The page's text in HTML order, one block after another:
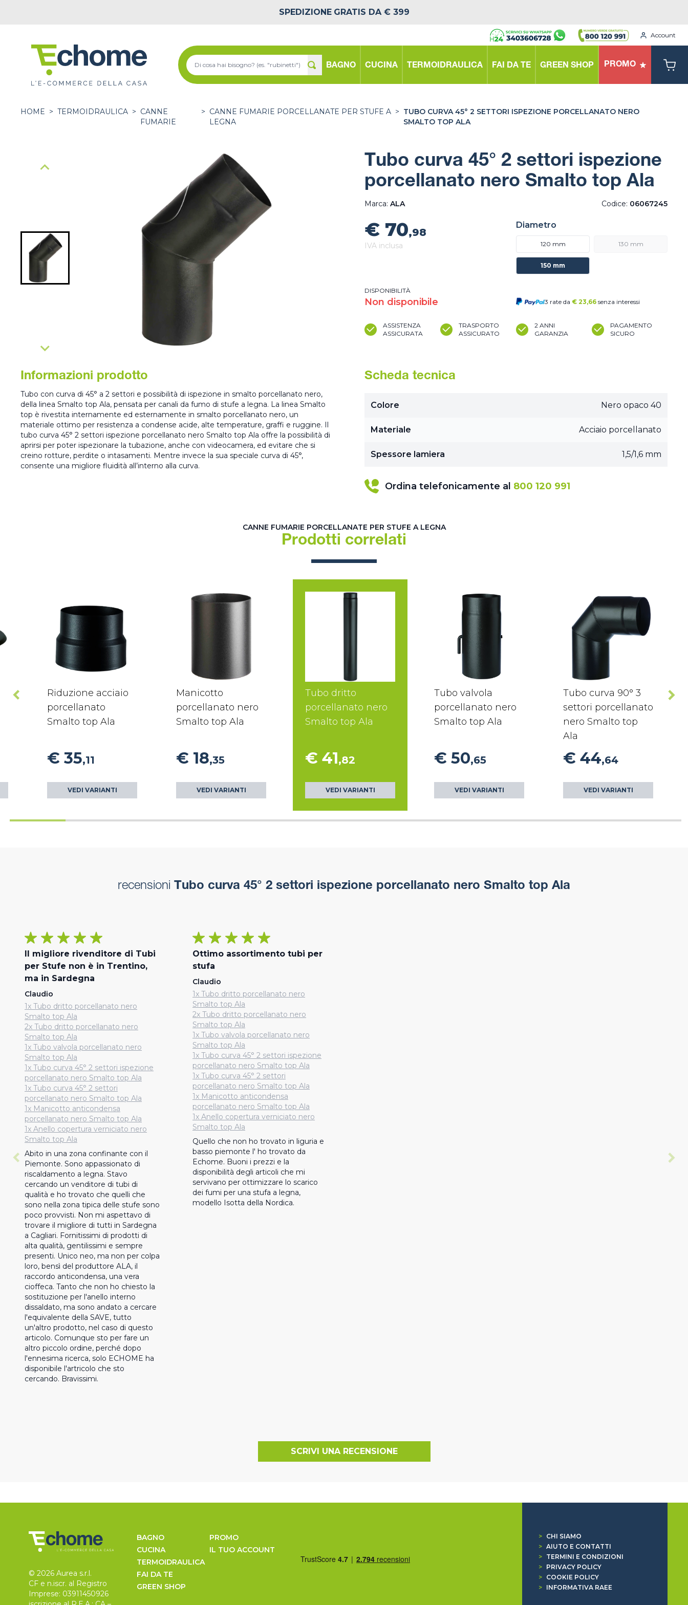
SPEDIZIONE GRATIS DA € 399
Account
BAGNO CUCINA TERMOIDRAULICA FAI DA TE GREEN SHOP PROMO
HOME > TERMOIDRAULICA > CANNE
FUMARIE
> CANNE FUMARIE PORCELLANATE PER STUFE A
LEGNA
> TUBO CURVA 45° 2 SETTORI ISPEZIONE PORCELLANATO NERO
SMALTO TOP ALA
Tubo curva 45° 2 settori ispezione
porcellanato nero Smalto top Ala
Marca: ALA Codice: 06067245
€ 70,98
IVA inclusa
DISPONIBILITÀ
Non disponibile
Diametro
120 mm 130 mm
150 mm
3 rate da € 23,66 senza interessi
ASSISTENZA
ASSICURATA
TRASPORTO
ASSICURATO
2 ANNI
GARANZIA
PAGAMENTO
SICURO
Informazioni prodotto
Tubo con curva di 45° a 2 settori e possibilità di ispezione in smalto porcellanato nero,
della linea Smalto top Ala, pensata per canali da fumo di stufe a legna. La linea Smalto
top è rivestita internamente ed esternamente in smalto porcellanato nero, un
materiale ottimo per resistenza a condense acide, alte temperature, graffi e ruggine. Il
tubo curva 45° 2 settori ispezione porcellanato nero Smalto top Ala offre la possibilità di
aprirsi per poter ispezionare la tubazione, anche con videocamera, ed evitare che si
creino rotture, perdite o intasamenti. Mentre invece la sua speciale curva di 45°,
consente una migliore fluidità all’interno alla curva.
Scheda tecnica
Colore Nero opaco 40
Materiale Acciaio porcellanato
Spessore lamiera 1,5/1,6 mm
Ordina telefonicamente al 800 120 991
CANNE FUMARIE PORCELLANATE PER STUFE A LEGNA
Prodotti correlati
Riduzione acciaio
porcellanato
Smalto top Ala
€ 35,11
VEDI VARIANTI
Manicotto
porcellanato nero
Smalto top Ala
€ 18,35
VEDI VARIANTI
Tubo dritto
porcellanato nero
Smalto top Ala
€ 41,82
VEDI VARIANTI
Tubo valvola
porcellanato nero
Smalto top Ala
€ 50,65
VEDI VARIANTI
Tubo curva 90° 3
settori porcellanato
nero Smalto top
Ala
€ 44,64
VEDI VARIANTI
recensioni Tubo curva 45° 2 settori ispezione porcellanato nero Smalto top Ala
Il migliore rivenditore di Tubi
per Stufe non è in Trentino,
ma in Sardegna
Claudio
1x Tubo dritto porcellanato nero
Smalto top Ala
2x Tubo dritto porcellanato nero
Smalto top Ala
1x Tubo valvola porcellanato nero
Smalto top Ala
1x Tubo curva 45° 2 settori ispezione
porcellanato nero Smalto top Ala
1x Tubo curva 45° 2 settori
porcellanato nero Smalto top Ala
1x Manicotto anticondensa
porcellanato nero Smalto top Ala
1x Anello copertura verniciato nero
Smalto top Ala
Abito in una zona confinante con il
Piemonte. Sono appassionato di
riscaldamento a legna. Stavo
cercando un venditore di tubi di
qualità e ho trovato che quelli che
sono nella zona tipica delle stufe sono
poco provvisti. Non mi aspettavo di
trovare il migliore di tutti in Sardegna
a Cagliari. Fornitissimi di prodotti di
alta qualità, gentilissimi e sempre
presenti. Unico neo, ma non per colpa
loro, bensì del produttore ALA, il
raccordo anticondensa, una vera
cioffeca. Tanto che non ho chiesto la
sostituzione per l'anello interno
dissaldato, ma sono andato a cercare
l'equivalente della SAVE, tutto
un'altro prodotto, nel caso di questo
articolo. Comunque sto per fare un
altro piccolo ordine, perché dopo
l'ennesima ricerca, solo ECHOME ha
disponibile l'artricolo che sto
cercando. Bravissimi.
Ottimo assortimento tubi per
stufa
Claudio
1x Tubo dritto porcellanato nero
Smalto top Ala
2x Tubo dritto porcellanato nero
Smalto top Ala
1x Tubo valvola porcellanato nero
Smalto top Ala
1x Tubo curva 45° 2 settori ispezione
porcellanato nero Smalto top Ala
1x Tubo curva 45° 2 settori
porcellanato nero Smalto top Ala
1x Manicotto anticondensa
porcellanato nero Smalto top Ala
1x Anello copertura verniciato nero
Smalto top Ala
Quello che non ho trovato in liguria e
basso piemonte l' ho trovato da
Echome. Buoni i prezzi e la
disponibilità degli articoli che mi
servivano per ottimizzare lo scarico
dei fumi per una stufa a legna,
modello Isotta della Nordica.
SCRIVI UNA RECENSIONE
© 2026 Aurea s.r.l.
CF e n.iscr. al Registro
Imprese: 03911450926
BAGNO
CUCINA
TERMOIDRAULICA
FAI DA TE
GREEN SHOP
PROMO
IL TUO ACCOUNT
>
CHI SIAMO
> AIUTO E CONTATTI
>
TERMINI E CONDIZIONI
>
PRIVACY POLICY
>
COOKIE POLICY
>
INFORMATIVA RAEE